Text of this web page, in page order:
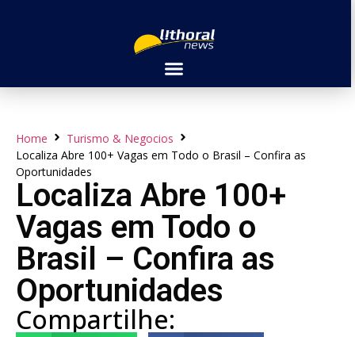
Home
Turismo & Negocios
Localiza Abre 100+ Vagas em Todo o Brasil – Confira as
Oportunidades
Localiza Abre 100+
Vagas em Todo o
Brasil – Confira as
Oportunidades
Compartilhe: